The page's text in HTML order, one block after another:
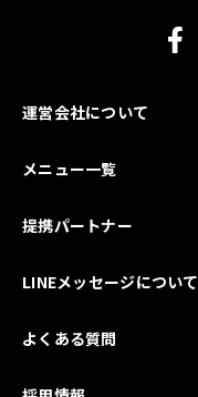
運営会社について
メニュー一覧
提携パートナー
LINEメッセージについて
よくある質問